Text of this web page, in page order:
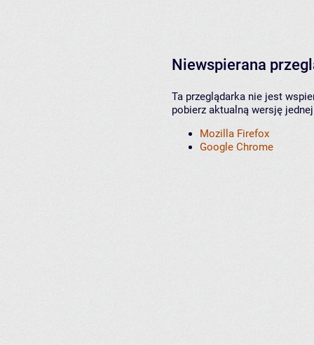
Niewspierana
Ta przeglądarka nie jest
pobierz aktualną wersję
Mozilla Firefox
Google Chrome